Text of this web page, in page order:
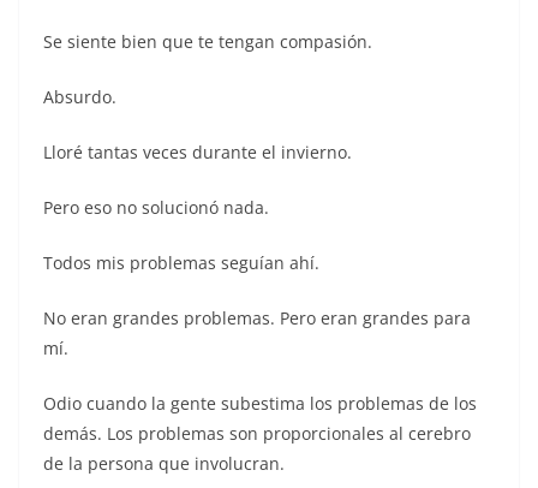
Se siente bien que te tengan compasión.
Absurdo.
Lloré tantas veces durante el invierno.
Pero eso no solucionó nada.
Todos mis problemas seguían ahí.
No eran grandes problemas. Pero eran grandes para
mí.
Odio cuando la gente subestima los problemas de los
demás. Los problemas son proporcionales al cerebro
de la persona que involucran.